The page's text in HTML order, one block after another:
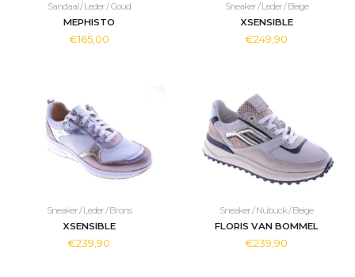
Sandaal / Leder / Goud
MEPHISTO
€165,00
Sneaker / Leder / Beige
XSENSIBLE
€249,90
Sneaker / Leder / Brons
XSENSIBLE
€239,90
Sneaker / Nubuck / Beige
FLORIS VAN BOMMEL
€239,90